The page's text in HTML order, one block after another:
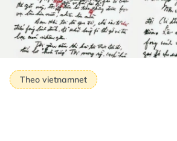
Theo vietnamnet